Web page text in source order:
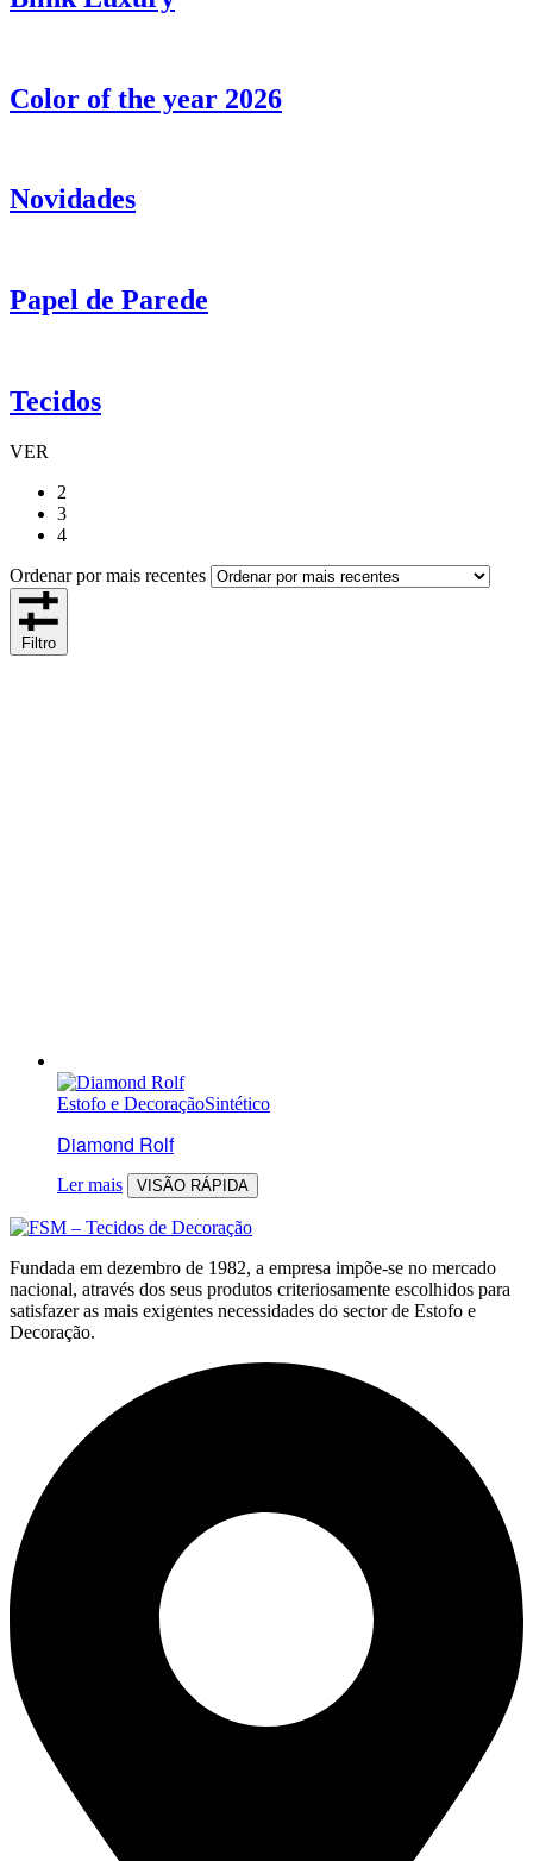
Color of the year 2026
Novidades
Papel de Parede
Tecidos
VER
2
3
4
Ordenar por mais recentes
Filtro
Estofo e DecoraçãoSintético
Diamond Rolf
Ler mais VISÃO RÁPIDA
Fundada em dezembro de 1982, a empresa impõe-se no mercado
nacional, através dos seus produtos criteriosamente escolhidos para
satisfazer as mais exigentes necessidades do sector de Estofo e
Decoração.